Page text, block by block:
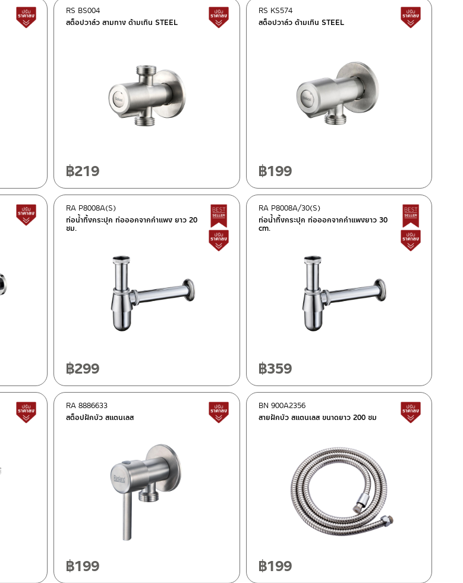
สินค้าปรับราคาลดลง
สต็อปวาล์ว สามทาง ด้ามเทิน STEEL
RS BS004 สินค้าปรับราคาลดลง
฿219
สต็อปวาล์ว ด้ามเทิน STEEL
RS KS574
฿199
สินค้าปรับราคาลดลง
ท่อน้ำทิ้งกระปุก ท่อออกจากกำแพง ยาว 20
ซม.
RA P8008A(S) Best Seller สินค้าขายดี
฿299
ท่อน้ำทิ้งกระปุก ท่อออกจากกำแพงยาว 30
cm.
RA P8008A/30(S)
฿359
สินค้าปรับราคาลดลง
สต็อปฝักบัว สแตนเลส
RA 8886633 สินค้าปรับราคาลดลง
฿199
สายฝักบัว สแตนเลส ขนาดยาว 200 ซม
BN 900A2356
฿199